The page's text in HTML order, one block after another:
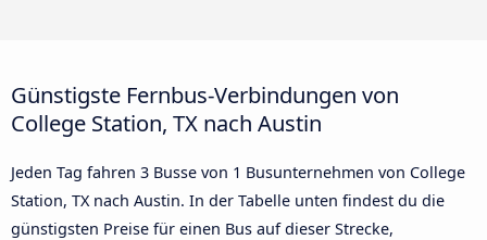
Günstigste Fernbus-Verbindungen von
College Station, TX nach Austin
Jeden Tag fahren 3 Busse von 1 Busunternehmen von College
Station, TX nach Austin. In der Tabelle unten findest du die
günstigsten Preise für einen Bus auf dieser Strecke,